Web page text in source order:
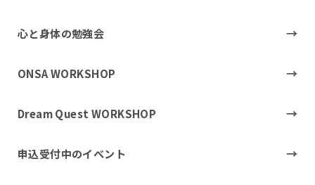
心と身体の勉強会
ONSA WORKSHOP
Dream Quest WORKSHOP
申込受付中のイベント